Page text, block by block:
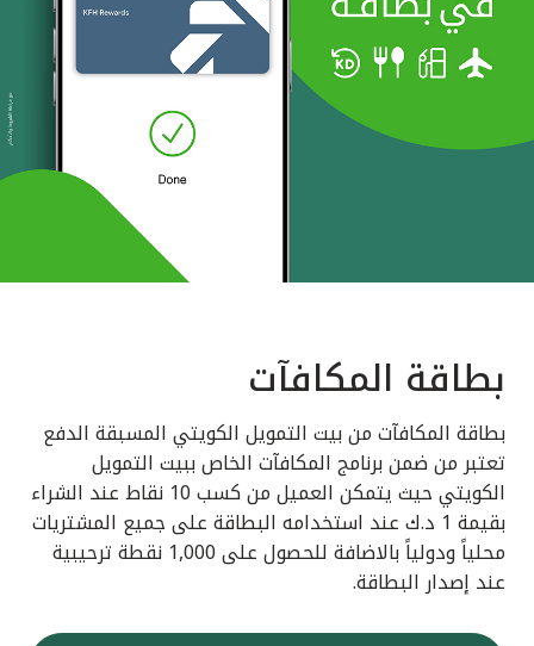
بطاقة المكافآت
بطاقة المكافآت من بيت التمويل الكويتي المسبقة الدفع
تعتبر من ضمن برنامج المكافآت الخاص ببيت التمويل
الكويتي حيث يتمكن العميل من كسب 10 نقاط عند الشراء
بقيمة 1 د.ك عند استخدامه البطاقة على جميع المشتريات
محلياً ودولياً بالاضافة للحصول على 1,000 نقطة ترحيبية
عند إصدار البطاقة.